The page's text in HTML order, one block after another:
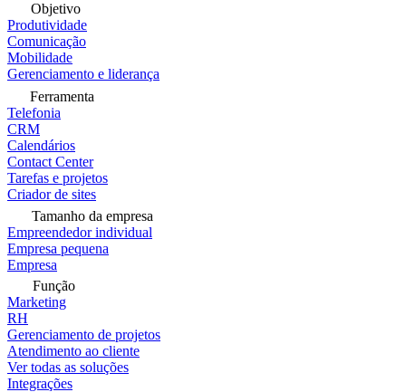
Objetivo
Produtividade
Comunicação
Mobilidade
Gerenciamento e liderança
Ferramenta
Telefonia
CRM
Calendários
Contact Center
Tarefas e projetos
Criador de sites
Tamanho da empresa
Empreendedor individual
Empresa pequena
Empresa
Função
Marketing
RH
Gerenciamento de projetos
Atendimento ao cliente
Ver todas as soluções
Integrações